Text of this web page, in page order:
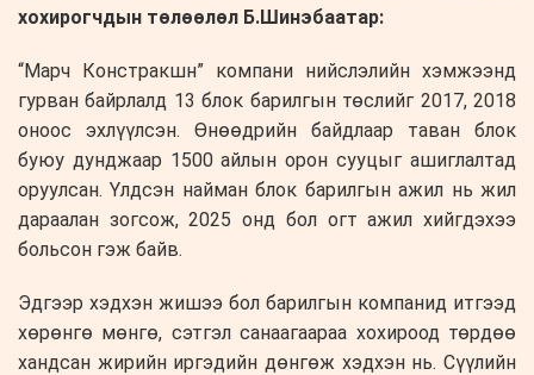
хохирогчдын төлөөлөл Б.Шинэбаатар:
“Марч Констракшн” компани нийслэлийн хэмжээнд
гурван байрлалд 13 блок барилгын төслийг 2017, 2018
оноос эхлүүлсэн. Өнөөдрийн байдлаар таван блок
буюу дунджаар 1500 айлын орон сууцыг ашиглалтад
оруулсан. Үлдсэн найман блок барилгын ажил нь жил
дараалан зогсож, 2025 онд бол огт ажил хийгдэхээ
больсон гэж байв.
Эдгээр хэдхэн жишээ бол барилгын компанид итгээд
хөрөнгө мөнгө, сэтгэл санаагаараа хохироод төрдөө
хандсан жирийн иргэдийн дөнгөж хэдхэн нь. Сүүлийн